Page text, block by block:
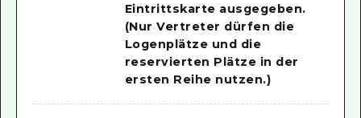
Eintrittskarte ausgegeben.
(Nur Vertreter dürfen die
Logenplätze und die
reservierten Plätze in der
ersten Reihe nutzen.)